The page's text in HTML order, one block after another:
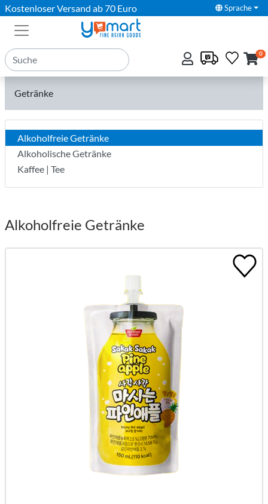
Kostenloser Versand ab 70 Euro Sprache
0
Getränke
Alkoholfreie Getränke
Alkoholische Getränke
Kaffee | Tee
Alkoholfreie Getränke